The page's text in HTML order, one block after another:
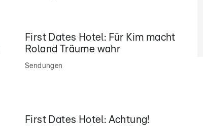
First Dates Hotel: Für Kim macht
Roland Träume wahr
Sendungen
First Dates Hotel: Achtung!